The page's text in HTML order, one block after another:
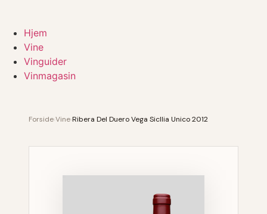
Hjem
Vine
Vinguider
Vinmagasin
ForsideVineRibera Del Duero Vega Sicllia Unico 2012